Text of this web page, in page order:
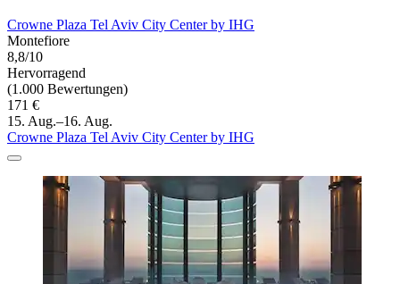
Crowne Plaza Tel Aviv City Center by IHG
Montefiore
8,8/10
Hervorragend
(1.000 Bewertungen)
171 €
15. Aug.–16. Aug.
Crowne Plaza Tel Aviv City Center by IHG